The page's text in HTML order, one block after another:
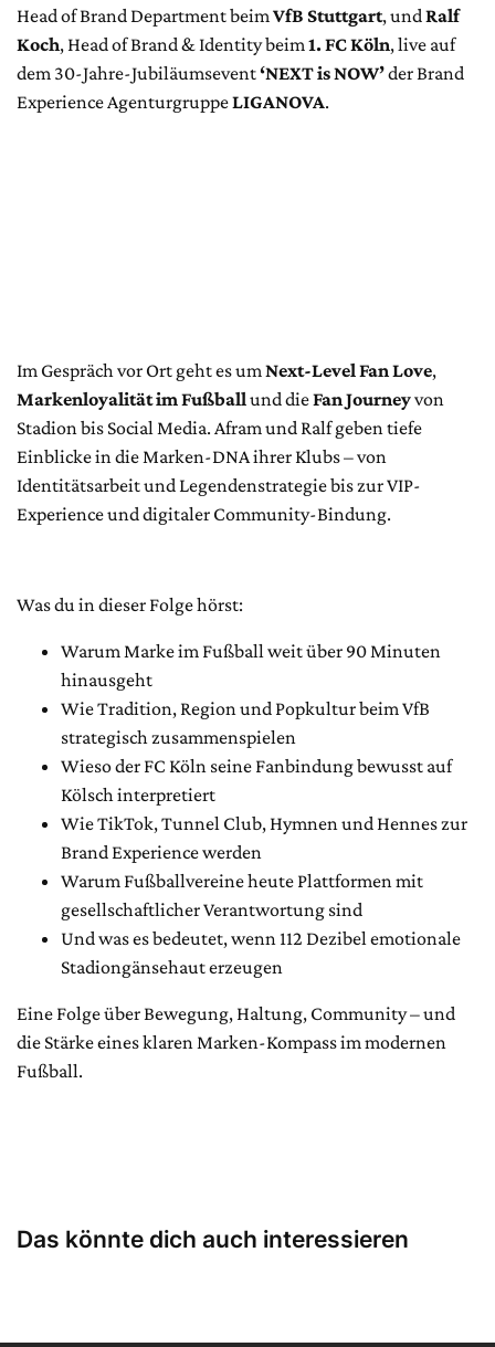
Head of Brand Department beimVfB Stuttgart, undRalf
Koch, Head of Brand & Identity beim1. FC Köln, live auf
dem 30-Jahre-Jubiläumsevent‘NEXT is NOW’der Brand
Experience AgenturgruppeLIGANOVA.
Im Gespräch vor Ort geht es umNext-Level Fan Love,
Markenloyalität im Fußballund dieFan Journeyvon
Stadion bis Social Media. Afram und Ralf geben tiefe
Einblicke in die Marken-DNA ihrer Klubs – von
Identitätsarbeit und Legendenstrategie bis zur VIP-
Experience und digitaler Community-Bindung.
Was du in dieser Folge hörst:
Warum Marke im Fußball weit über 90 Minuten
hinausgeht
Wie Tradition, Region und Popkultur beim VfB
strategisch zusammenspielen
Wieso der FC Köln seine Fanbindung bewusst auf
Kölsch interpretiert
Wie TikTok, Tunnel Club, Hymnen und Hennes zur
Brand Experience werden
Warum Fußballvereine heute Plattformen mit
gesellschaftlicher Verantwortung sind
Und was es bedeutet, wenn 112 Dezibel emotionale
Stadiongänsehaut erzeugen
Eine Folge über Bewegung, Haltung, Community – und
die Stärke eines klaren Marken-Kompass im modernen
Fußball.
Das könnte dich auch interessieren